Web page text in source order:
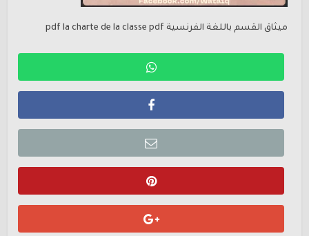
ميثاق القسم باللغة الفرنسية pdf la charte de la classe pdf